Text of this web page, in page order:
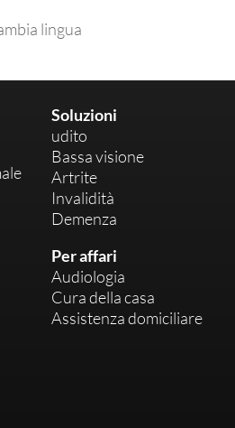
lingua
Soluzioni
udito
Bassa visione
Artrite
Invalidità
Demenza
Per affari
Audiologia
Cura della casa
Assistenza domiciliare